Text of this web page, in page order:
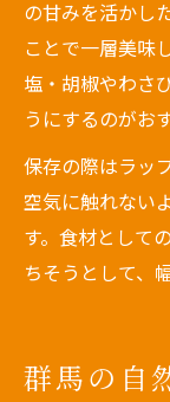
の甘みを活かし
ことで一層美味
塩・胡椒やわさ
うにするのがお
保存の際はラッ
空気に触れない
す。食材として
ちそうとして、
群馬の自